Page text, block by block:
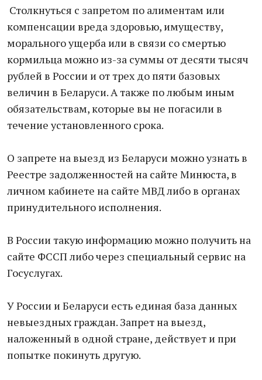
Столкнуться с запретом по алиментам или
компенсации вреда здоровью, имуществу,
морального ущерба или в связи со смертью
кормильца можно из-за суммы от десяти тысяч
рублей в России и от трех до пяти базовых
величин в Беларуси. А также по любым иным
обязательствам, которые вы не погасили в
течение установленного срока.
О запрете на выезд из Беларуси можно узнать в
Реестре задолженностей на сайте Минюста, в
личном кабинете на сайте МВД либо в органах
принудительного исполнения.
В России такую информацию можно получить на
сайте ФССП либо через специальный сервис на
Госуслугах.
У России и Беларуси есть единая база данных
невыездных граждан. Запрет на выезд,
наложенный в одной стране, действует и при
попытке покинуть другую.